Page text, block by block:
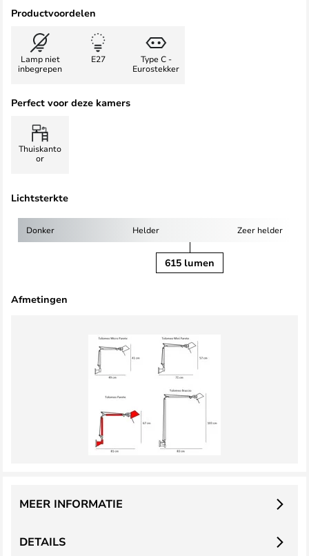
Productvoordelen
Lamp niet
inbegrepen
E27
Type C -
Eurostekker
Perfect voor deze kamers
Thuiskanto
or
Lichtsterkte
Donker Helder Zeer helder
615 lumen
Afmetingen
DETAILS
MEER INFORMATIE